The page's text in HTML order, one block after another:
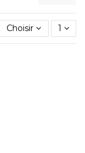
Choisir 1